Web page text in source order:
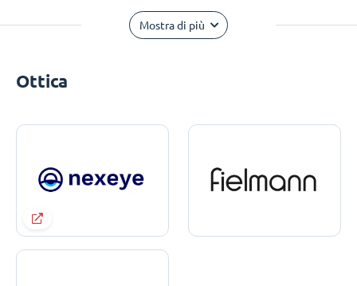
Mostra di più
Ottica